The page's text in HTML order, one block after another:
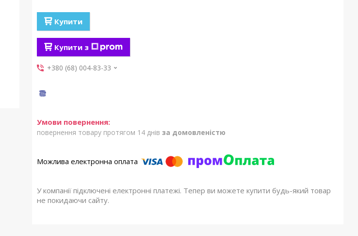
Купити
Купити з
+380 (68) 004-83-33
повернення товару протягом 14 днів за домовленістю
У компанії підключені електронні платежі. Тепер ви можете купити будь-який товар
не покидаючи сайту.